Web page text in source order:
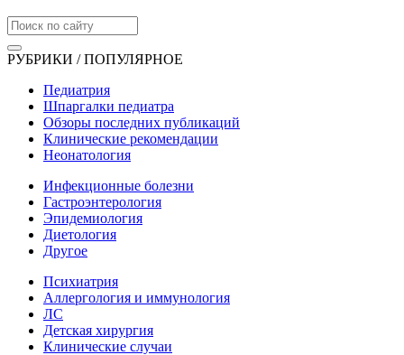
РУБРИКИ / ПОПУЛЯРНОЕ
Педиатрия
Шпаргалки педиатра
Обзоры последних публикаций
Клинические рекомендации
Неонатология
Инфекционные болезни
Гастроэнтерология
Эпидемиология
Диетология
Другое
Психиатрия
Аллергология и иммунология
ЛС
Детская хирургия
Клинические случаи